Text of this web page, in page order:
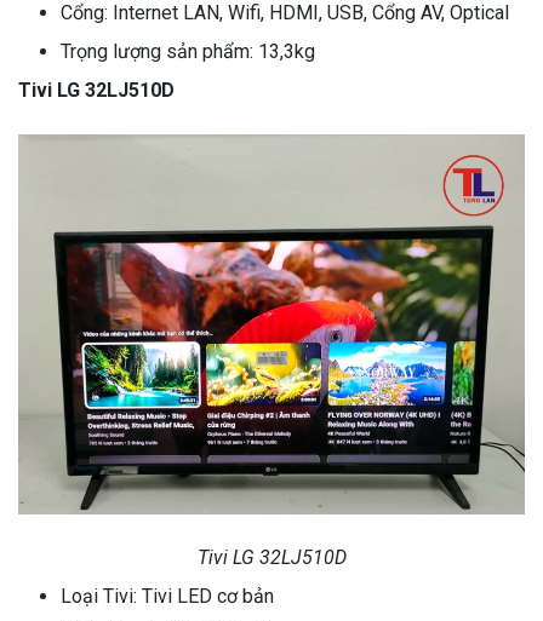
Cổng: Internet LAN, Wifi, HDMI, USB, Cổng AV, Optical
Trọng lượng sản phẩm: 13,3kg
Tivi LG 32LJ510D
Tivi LG 32LJ510D
Loại Tivi: Tivi LED cơ bản